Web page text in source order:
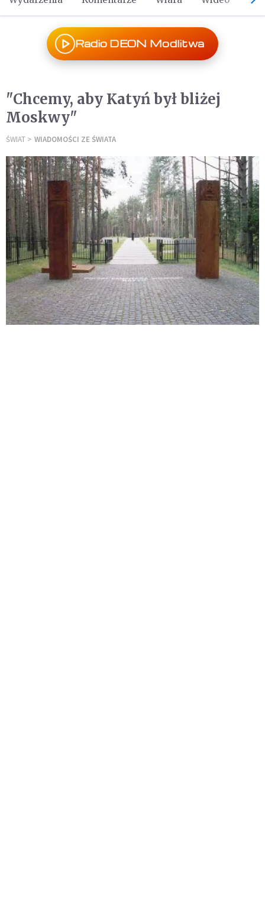
Radio DEON Modlitwa
"Chcemy, aby Katyń był bliżej
Moskwy"
ŚWIAT WIADOMOŚCI ZE ŚWIATA